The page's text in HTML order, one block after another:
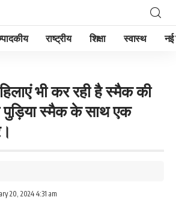
राष्ट्रीय शिक्षा स्वास्थ नई
भी कर रही है स्मैक की
स्मैक के साथ एक
20, 2024 4:31 am